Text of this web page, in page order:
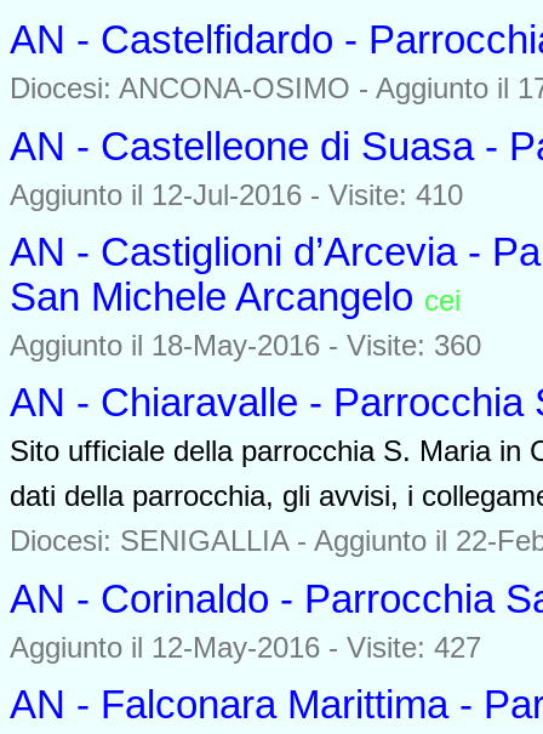
AN - Castelfidardo -
Diocesi: ANCONA-OSIMO - Aggiunto il
AN - Castelleone di Suasa -
Aggiunto il 12-Jul-2016 - Visite: 410
AN - Castiglioni d’Arcevia -
San Michele Arcangelo cei
Aggiunto il 18-May-2016 - Visite: 360
AN - Chiaravalle - Parrocchia
Sito ufficiale della parrocchia S. Maria in
dati della parrocchia, gli avvisi, i
Diocesi: SENIGALLIA - Aggiunto il 22-
AN - Corinaldo - Parrocchia
Aggiunto il 12-May-2016 - Visite: 427
AN - Falconara Marittima -